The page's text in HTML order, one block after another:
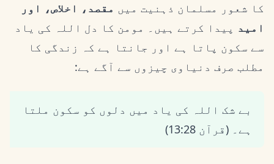
کا شعور مسلمان ذہنیت میں مقصد، اخلاص، اور
امید پیدا کرتے ہیں۔ مومن کا دل اللہ کی یاد
سے سکون پاتا ہے اور جانتا ہے کہ زندگی کا
مطلب صرف دنیاوی چیزوں سے آگے ہے:
بے شک اللہ کی یاد میں دلوں کو سکون ملتا
ہے۔ (قرآن 13:28)